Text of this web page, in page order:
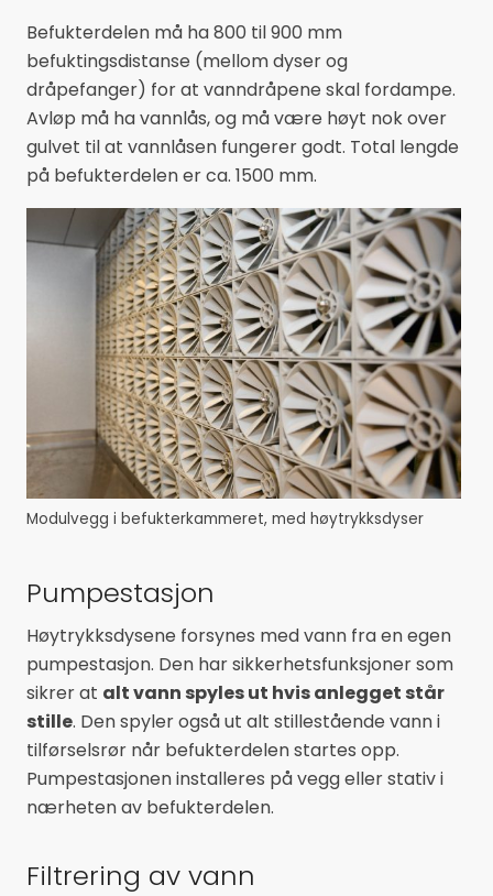
Befukterdelen må ha 800 til 900 mm
befuktingsdistanse (mellom dyser og
dråpefanger) for at vanndråpene skal fordampe.
Avløp må ha vannlås, og må være høyt nok over
gulvet til at vannlåsen fungerer godt. Total lengde
på befukterdelen er ca. 1500 mm.
Modulvegg i befukterkammeret, med høytrykksdyser
Pumpestasjon
Høytrykksdysene forsynes med vann fra en egen
pumpestasjon. Den har sikkerhetsfunksjoner som
sikrer at alt vann spyles ut hvis anlegget står
stille. Den spyler også ut alt stillestående vann i
tilførselsrør når befukterdelen startes opp.
Pumpestasjonen installeres på vegg eller stativ i
nærheten av befukterdelen.
Filtrering av vann